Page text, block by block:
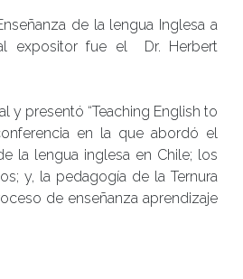
de la lengua Inglesa a
expositor fue el Dr. Herbert
y presentó “Teaching English to
en la que abordó el
la lengua inglesa en Chile; los
y, la pedagogía de la Ternura
de enseñanza aprendizaje